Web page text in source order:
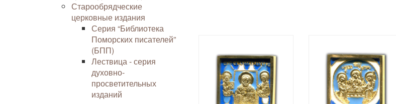
Старообрядческие
церковные издания
Серия “Библиотека
Поморских писателей”
(БПП)
Лествица - серия
духовно-
просветительных
изданий